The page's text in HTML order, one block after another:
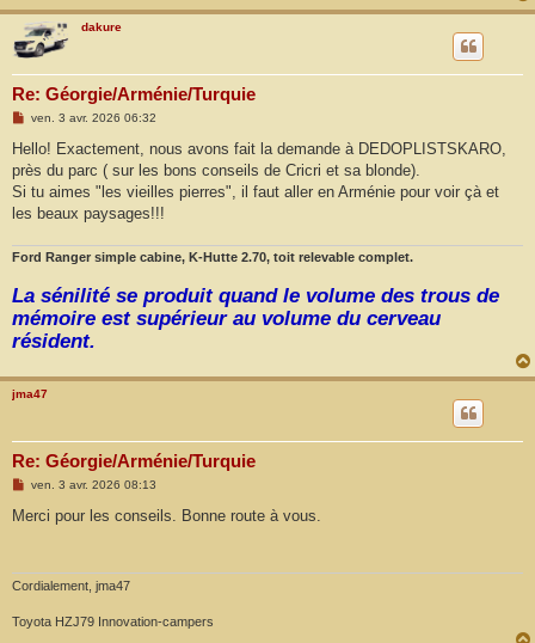
dakure
Re: Géorgie/Arménie/Turquie
M
s
a
g
ven. 3 avr. 2026 06:32
Hello! Exactement, nous avons fait la demande à DEDOPLISTSKARO,
près du parc ( sur les bons conseils de Cricri et sa blonde).
Si tu aimes "les vieilles pierres", il faut aller en Arménie pour voir çà et
les beaux paysages!!!
Ford Ranger simple cabine, K-Hutte 2.70, toit relevable complet.
La sénilité se produit quand le volume des trous de
mémoire est supérieur au volume du cerveau
résident.
jma47
Re: Géorgie/Arménie/Turquie
M
s
ven. 3 avr. 2026 08:13
Merci pour les conseils. Bonne route à vous.
Cordialement, jma47
Toyota HZJ79 Innovation-campers